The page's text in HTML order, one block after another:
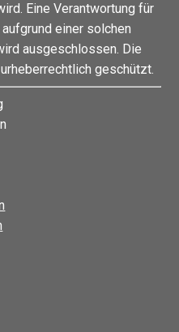
Eine Verantwortung für
einer solchen
ausgeschlossen. Die
geschützt.